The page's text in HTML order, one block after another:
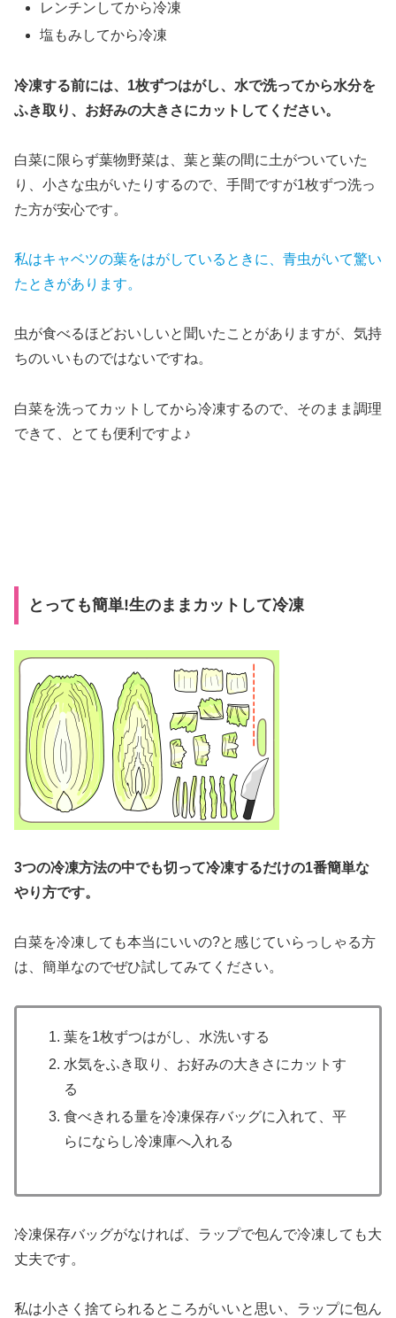
レンチンしてから冷凍
塩もみしてから冷凍
冷凍する前には、1枚ずつはがし、水で洗ってから水分を
ふき取り、お好みの大きさにカットしてください。
白菜に限らず葉物野菜は、葉と葉の間に土がついていた
り、小さな虫がいたりするので、手間ですが1枚ずつ洗っ
た方が安心です。
私はキャベツの葉をはがしているときに、青虫がいて驚い
たときがあります。
虫が食べるほどおいしいと聞いたことがありますが、気持
ちのいいものではないですね。
白菜を洗ってカットしてから冷凍するので、そのまま調理
できて、とても便利ですよ♪
とっても簡単!生のままカットして冷凍
3つの冷凍方法の中でも切って冷凍するだけの1番簡単な
やり方です。
白菜を冷凍しても本当にいいの?と感じていらっしゃる方
は、簡単なのでぜひ試してみてください。
葉を1枚ずつはがし、水洗いする
水気をふき取り、お好みの大きさにカットす
る
食べきれる量を冷凍保存バッグに入れて、平
らにならし冷凍庫へ入れる
冷凍保存バッグがなければ、ラップで包んで冷凍しても大
丈夫です。
私は小さく捨てられるところがいいと思い、ラップに包ん